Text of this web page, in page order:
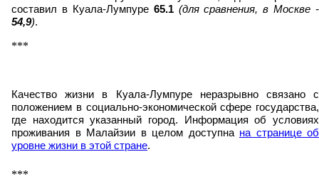
составил в Куала-Лумпуре 65.1 (для сравнения, в Москве -
54,9).
***
Качество жизни в Куала-Лумпуре неразрывно связано с
положением в социально-экономической сфере государства,
где находится указанный город. Информация об условиях
проживания в Малайзии в целом доступна на странице об
уровне жизни в этой стране.
***